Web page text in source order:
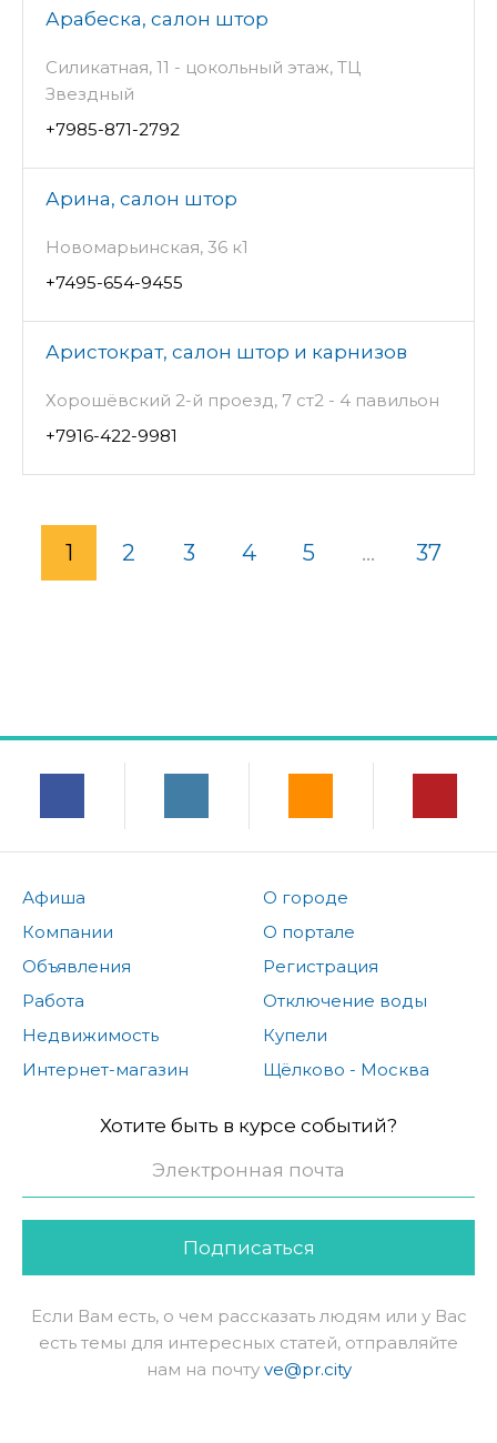
Арабеска, салон штор
Силикатная, 11 - цокольный этаж, ТЦ
Звездный
+7985-871-2792
Арина, салон штор
Новомарьинская, 36 к1
+7495-654-9455
Аристократ, салон штор и карнизов
Хорошёвский 2-й проезд, 7 ст2 - 4 павильон
+7916-422-9981
1 2 3 4 5 ... 37
Афиша
Компании
Объявления
Работа
Недвижимость
Интернет-магазин
О городе
О портале
Регистрация
Отключение воды
Купели
Щёлково - Москва
Хотите быть в курсе событий?
Подписаться
Если Вам есть, о чем рассказать людям или у Вас
есть темы для интересных статей, отправляйте
нам на почту ve@pr.city